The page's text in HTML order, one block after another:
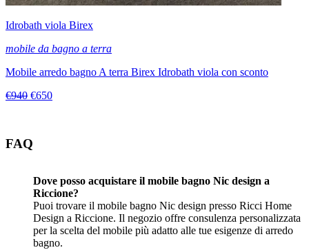
Idrobath viola Birex
mobile da bagno a terra
Mobile arredo bagno A terra Birex Idrobath viola con sconto
€940 €650
FAQ
Dove posso acquistare il mobile bagno Nic design a
Riccione?
Puoi trovare il mobile bagno Nic design presso Ricci Home
Design a Riccione. Il negozio offre consulenza personalizzata
per la scelta del mobile più adatto alle tue esigenze di arredo
bagno.